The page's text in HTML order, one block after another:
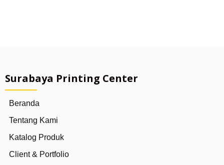
Surabaya Printing Center
Beranda
Tentang Kami
Katalog Produk
Client & Portfolio